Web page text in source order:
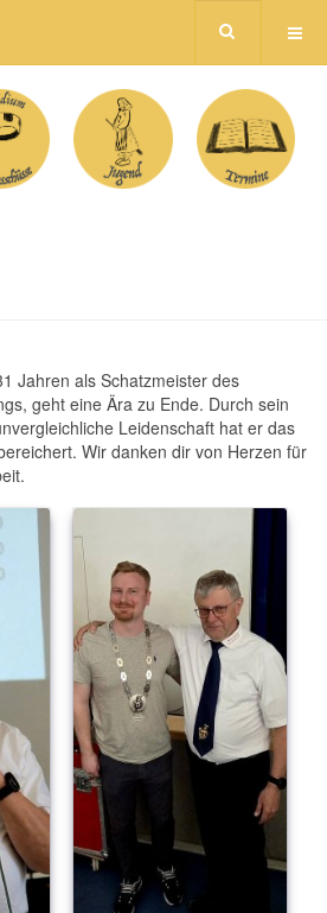
Jahren als Schatzmeister des
geht eine Ära zu Ende. Durch sein
Leidenschaft hat er das
Wir danken dir von Herzen für